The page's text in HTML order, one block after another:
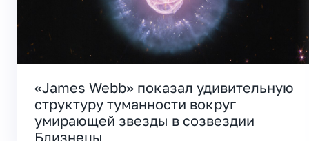
«James Webb» показал удивительную
структуру туманности вокруг
умирающей звезды в созвездии
Близнецы